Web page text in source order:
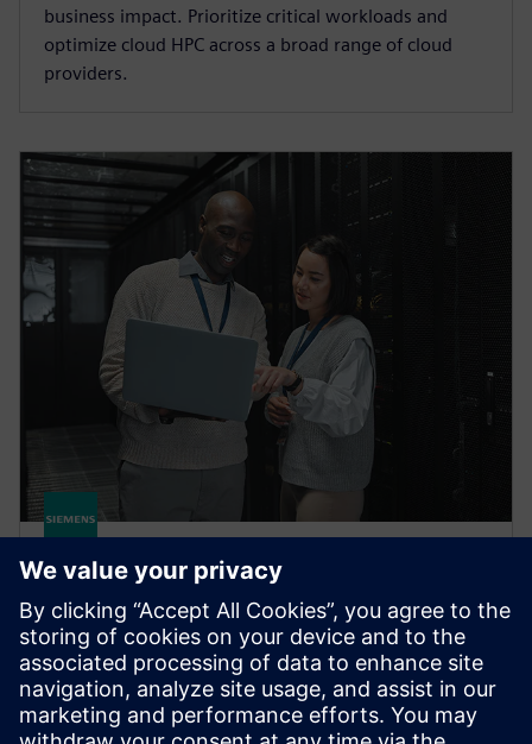
business impact. Prioritize critical workloads and
optimize cloud HPC across a broad range of cloud
providers.
HPCWorks PBS Professional
Improve productivity, optimize utilization and
simplify cluster and cloud administration — from the
largest HPC workloads to millions of small, high-
throughput jobs.